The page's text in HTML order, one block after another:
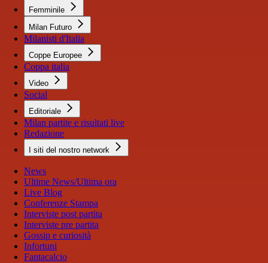
Femminile
Milan Futuro
Milanisti d'Italia
Coppe Europee
Coppa italia
Video
Social
Editoriale
Milan partite e risultati live
Redazione
I siti del nostro network
News
Ultime News/Ultima ora
Live Blog
Conferenze Stampa
Interviste post partita
Interviste pre partita
Gossip e curiosità
Infortuni
Fantacalcio